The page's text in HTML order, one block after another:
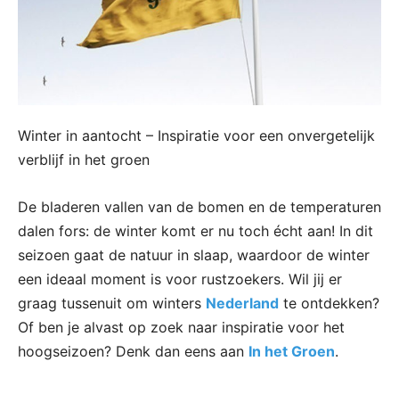
Winter in aantocht – Inspiratie voor een onvergetelijk
verblijf in het groen
De bladeren vallen van de bomen en de temperaturen
dalen fors: de winter komt er nu toch écht aan! In dit
seizoen gaat de natuur in slaap, waardoor de winter
een ideaal moment is voor rustzoekers. Wil jij er
graag tussenuit om winters Nederland te ontdekken?
Of ben je alvast op zoek naar inspiratie voor het
hoogseizoen? Denk dan eens aan In het Groen.